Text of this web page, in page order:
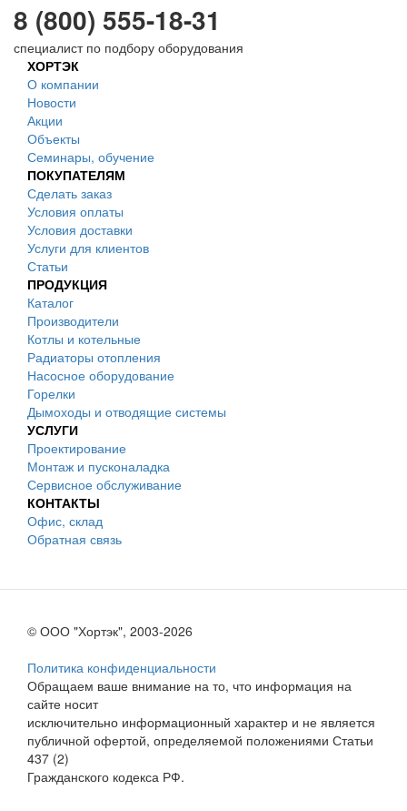
8 (800) 555-18-31
специалист по подбору оборудования
ХОРТЭК
О компании
Новости
Акции
Объекты
Семинары, обучение
ПОКУПАТЕЛЯМ
Сделать заказ
Условия оплаты
Условия доставки
Услуги для клиентов
Статьи
ПРОДУКЦИЯ
Каталог
Производители
Котлы и котельные
Радиаторы отопления
Насосное оборудование
Горелки
Дымоходы и отводящие системы
УСЛУГИ
Проектирование
Монтаж и пусконаладка
Сервисное обслуживание
КОНТАКТЫ
Офис, склад
Обратная связь
© ООО "Хортэк", 2003-2026
Политика конфиденциальности
Обращаем ваше внимание на то, что информация на
сайте носит
исключительно информационный характер и не является
публичной офертой, определяемой положениями Статьи
437 (2)
Гражданского кодекса РФ.